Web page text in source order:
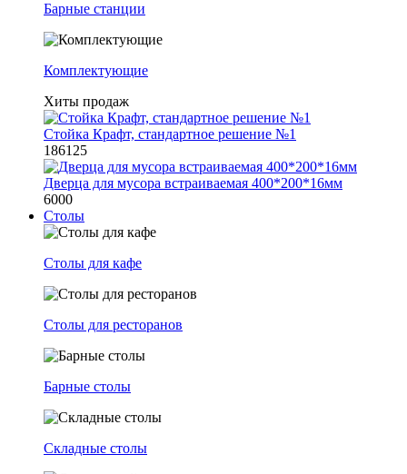
Барные станции
Комплектующие
Хиты продаж
Стойка Крафт, стандартное решение №1
186125
Дверца для мусора встраиваемая 400*200*16мм
6000
Столы
Столы для кафе
Столы для ресторанов
Барные столы
Складные столы